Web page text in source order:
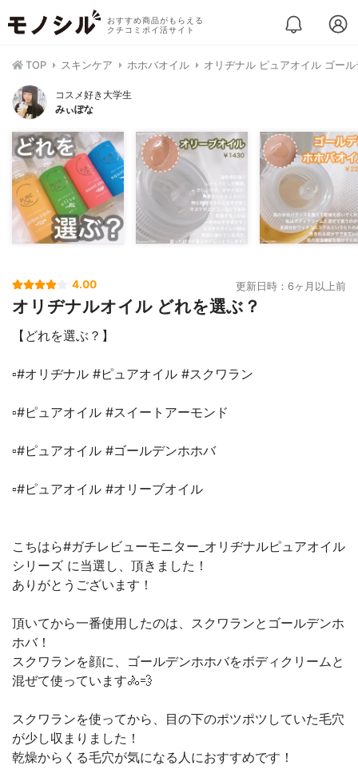
おすすめ商品がもらえる
クチコミポイ活サイト
TOP スキンケア ホホバオイル オリヂナル ピュアオイル ゴー
コスメ好き大学生
みぃぽな
4.00 更新日時：6ヶ月以上前
オリヂナルオイル どれを選ぶ？
【どれを選ぶ？】
▫️#オリヂナル #ピュアオイル #スクワラン
▫️#ピュアオイル #スイートアーモンド
▫️#ピュアオイル #ゴールデンホホバ
▫️#ピュアオイル #オリーブオイル
こちはら#ガチレビューモニター_オリヂナルピュアオイル
シリーズ に当選し、頂きました！
ありがとうございます！
頂いてから一番使用したのは、スクワランとゴールデンホ
ホバ！
スクワランを顔に、ゴールデンホホバをボディクリームと
混ぜて使っています🚴💨
スクワランを使ってから、目の下のポツポツしていた毛穴
が少し収まりました！
乾燥からくる毛穴が気になる人におすすめです！